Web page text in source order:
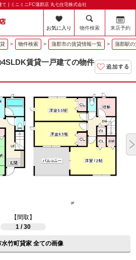
| ミニミニFC蒲郡店 丸七住宅株式会社
お気に入り 物件検索 来店予約
> 物件検索 > 蒲郡市の賃貸情報一覧 > 蒲郡駅
賃貸一戸建ての物件
【間取】
1 / 30
水竹町貸家 全ての画像